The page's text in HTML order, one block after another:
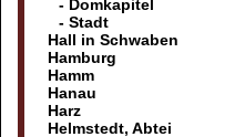
- Domkapitel
- Stadt
Hall in Schwaben
Hamburg
Hamm
Hanau
Harz
Helmstedt, Abtei